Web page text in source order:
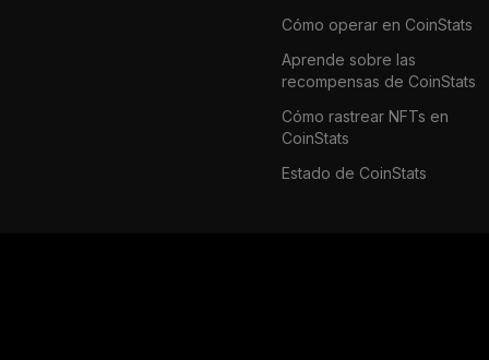
Cómo operar en CoinStats
Aprende sobre las
recompensas de CoinStats
Cómo rastrear NFTs en
CoinStats
Estado de CoinStats